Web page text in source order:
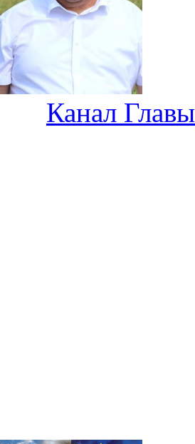
Канал